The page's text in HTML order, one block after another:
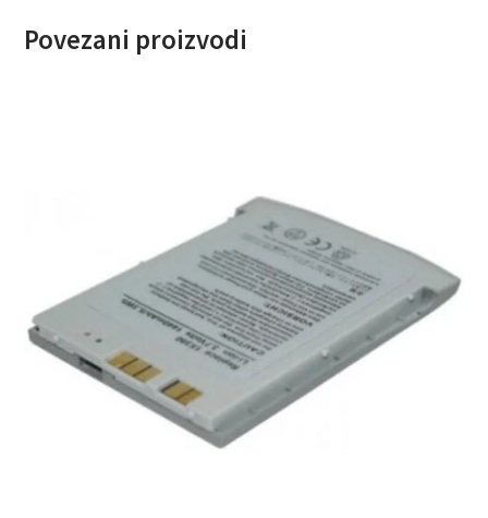
Povezani proizvodi